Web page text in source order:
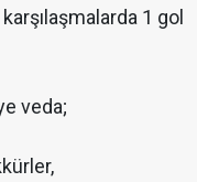
1 gol
veda;